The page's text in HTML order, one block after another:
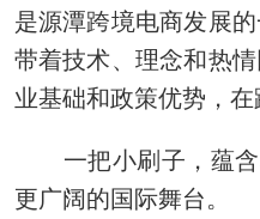
是源潭跨境电商发展
带着技术、理念和热
业基础和政策优势，在
一把小刷子，蕴含
更广阔的国际舞台。